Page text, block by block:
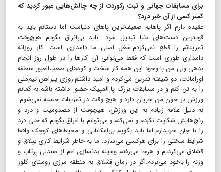
برای مسابقات جهانی و ثبت رکوردت از چه چالش‌هایی عبور کردید که
کمتر کسی از آن خبر دارد؟
عقیده دارم اگر پاهایم ضعیف‌ترین پاهای دنیاست اما دستانم باید به
قویترین دست‌های دنیا تبدیل شود. باید بی‌اغراق بگویم هیچ‌وقت
تمریناتم را قطع نمی‌کردم.شغل اصلی ما دامداری است. کار روزانه
دامداری طوری است که فقط می‌توانی آن کارها را در طول روز انجام
بدهی ولی من با وجود این همه کار سخت و کوه‌های صعب‌العبور منطقه
اورامانات، دو شیفته تمرین می‌کردم و امید داشتم روزی پیراهن تیم‌ملی
را به تن کنم و در مسابقات بزرگ پارالمپیک حضور داشته باشم.به گمانم
ورزش در خون‌ من جریان دارد و هیچ وقت در تمرینات خسته نمی‌شوم.
به دلیل علاقه زیادم به این ورزش، هیچوقت از مصدومیت و درد و
رنج‌هایش شکایت نکردم و نمی‌کنم و می‌توانم با اغراق بگویم که حتی درد
را با جان خریدارم.اما باید بگویم بی‌امکاناتی و محیط‌های کوچک واقعا
شرایط سختی را برای هرکسی می‌سازد. ما به خاطر شرایط کاری ییلاق و
قشلاق می‌کردیم و هرجا می‌رفتم وسیله بدنسازی اعم از صندلی پرتاب و
وزنه را باخود می‌بردم.اگر در زمان قشلاق به منطقه مرزی روستای کلور